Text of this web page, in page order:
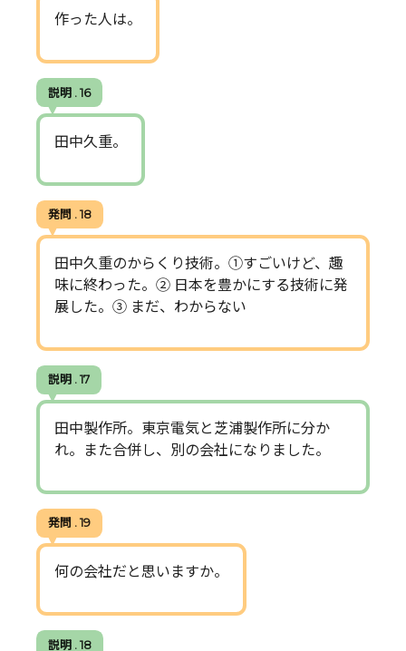
作った人は。
説明 . 16
田中久重。
発問 . 18
田中久重のからくり技術。①すごいけど、趣
味に終わった。② 日本を豊かにする技術に発
展した。③ まだ、わからない
説明 . 17
田中製作所。東京電気と芝浦製作所に分か
れ。また合併し、別の会社になりました。
発問 . 19
何の会社だと思いますか。
説明 . 18